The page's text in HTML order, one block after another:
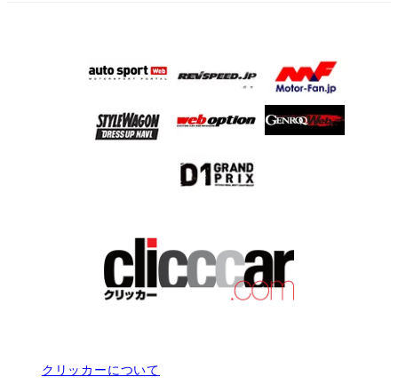
クリッカーについて